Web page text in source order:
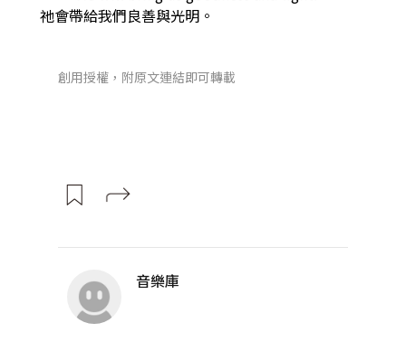
祂會帶給我們良善與光明。
創用授權，附原文連結即可轉載
音樂庫